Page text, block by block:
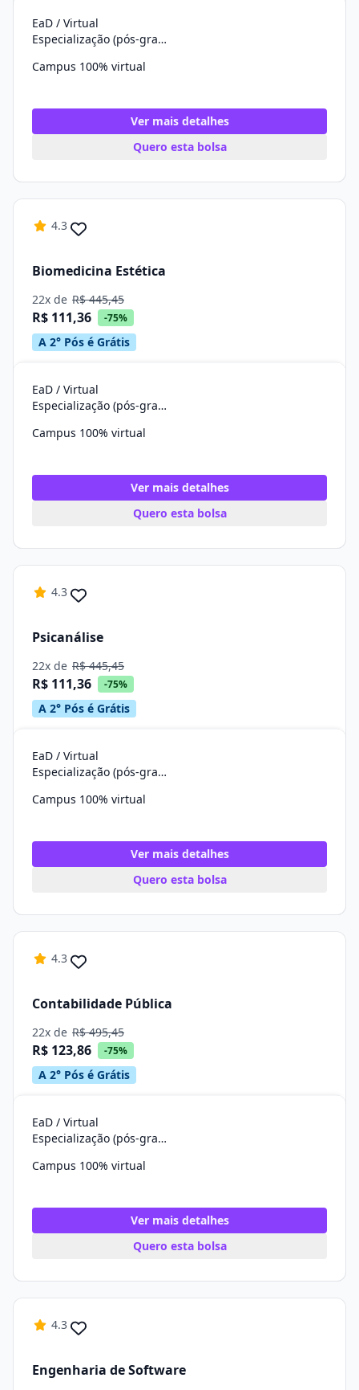
EaD / Virtual
Especialização (pós-graduação)
Campus 100% virtual
Ver mais detalhes
Quero esta bolsa
4.3
Biomedicina Estética
22x de R$ 445,45
R$ 111,36 -75%
A 2° Pós é Grátis
EaD / Virtual
Especialização (pós-graduação)
Campus 100% virtual
Ver mais detalhes
Quero esta bolsa
4.3
Psicanálise
22x de R$ 445,45
R$ 111,36 -75%
A 2° Pós é Grátis
EaD / Virtual
Especialização (pós-graduação)
Campus 100% virtual
Ver mais detalhes
Quero esta bolsa
4.3
Contabilidade Pública
22x de R$ 495,45
R$ 123,86 -75%
A 2° Pós é Grátis
EaD / Virtual
Especialização (pós-graduação)
Campus 100% virtual
Ver mais detalhes
Quero esta bolsa
4.3
Engenharia de Software